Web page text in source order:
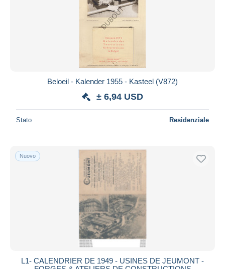
Beloeil - Kalender 1955 - Kasteel (V872)
± 6,94 USD
Stato Residenziale
Nuovo
L1- CALENDRIER DE 1949 - USINES DE JEUMONT -